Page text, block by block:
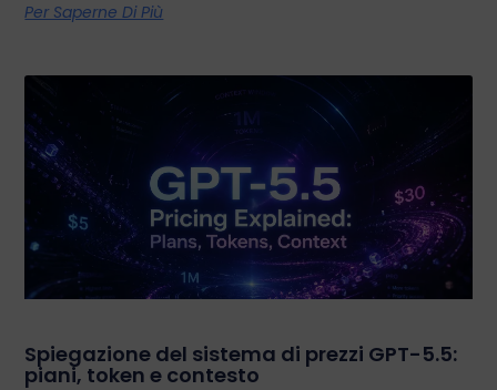
Per Saperne Di Più
Spiegazione del sistema di prezzi GPT-5.5:
piani, token e contesto